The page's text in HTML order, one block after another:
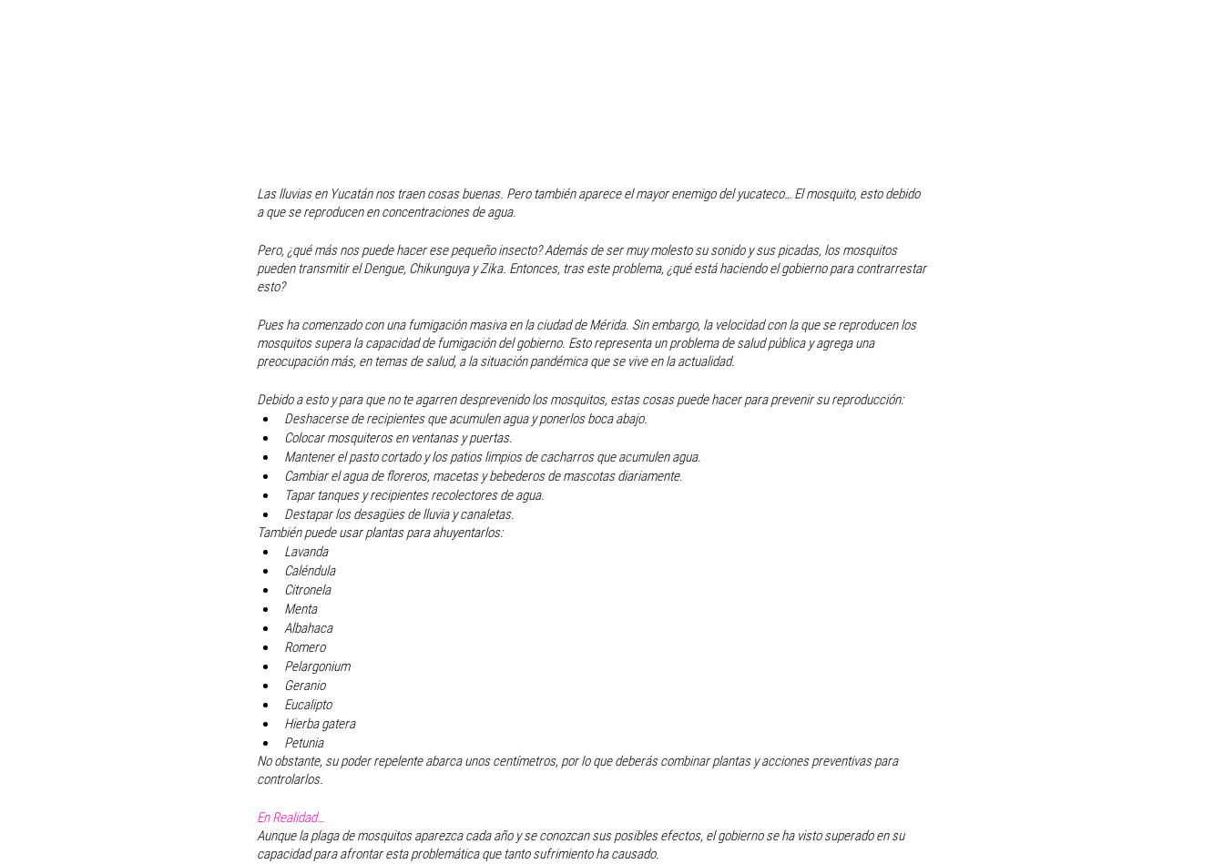
Las lluvias en Yucatán nos traen cosas buenas. Pero también aparece el mayor enemigo del yucateco… El mosquito, esto debido
a que se reproducen en concentraciones de agua.
Pero, ¿qué más nos puede hacer ese pequeño insecto? Además de ser muy molesto su sonido y sus picadas, los mosquitos
pueden transmitir el Dengue, Chikunguya y Zika. Entonces, tras este problema, ¿qué está haciendo el gobierno para contrarrestar
esto?
Pues ha comenzado con una fumigación masiva en la ciudad de Mérida. Sin embargo, la velocidad con la que se reproducen los
mosquitos supera la capacidad de fumigación del gobierno. Esto representa un problema de salud pública y agrega una
preocupación más, en temas de salud, a la situación pandémica que se vive en la actualidad.
Debido a esto y para que no te agarren desprevenido los mosquitos, estas cosas puede hacer para prevenir su reproducción:
Deshacerse de recipientes que acumulen agua y ponerlos boca abajo.
Colocar mosquiteros en ventanas y puertas.
Mantener el pasto cortado y los patios limpios de cacharros que acumulen agua.
Cambiar el agua de floreros, macetas y bebederos de mascotas diariamente.
Tapar tanques y recipientes recolectores de agua.
Destapar los desagües de lluvia y canaletas.
También puede usar plantas para ahuyentarlos:
Lavanda
Caléndula
Citronela
Menta
Albahaca
Romero
Pelargonium
Geranio
Eucalipto
Hierba gatera
Petunia
No obstante, su poder repelente abarca unos centímetros, por lo que deberás combinar plantas y acciones preventivas para
controlarlos.
En Realidad…
Aunque la plaga de mosquitos aparezca cada año y se conozcan sus posibles efectos, el gobierno se ha visto superado en su
capacidad para afrontar esta problemática que tanto sufrimiento ha causado.